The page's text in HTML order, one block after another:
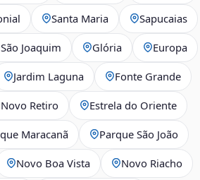
Santa Maria Sapucaias
São Joaquim Glória Europa
Jardim Laguna Fonte Grande
Novo Retiro Estrela do Oriente
Maracanã Parque São João
Novo Boa Vista Novo Riacho